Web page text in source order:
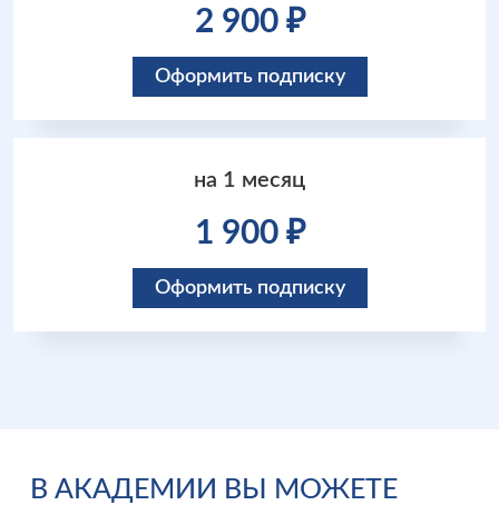
2 900 ₽
Оформить подписку
на 1 месяц
1 900 ₽
Оформить подписку
В АКАДЕМИИ ВЫ МОЖЕТЕ